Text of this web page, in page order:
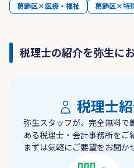
葛飾区×医療・福祉
葛飾区×特
税理士の紹介を弥生に
税理士
弥生スタッフが、完全無料で
ある税理士・会計事務所をご
まずは気軽にご要望をお聞か